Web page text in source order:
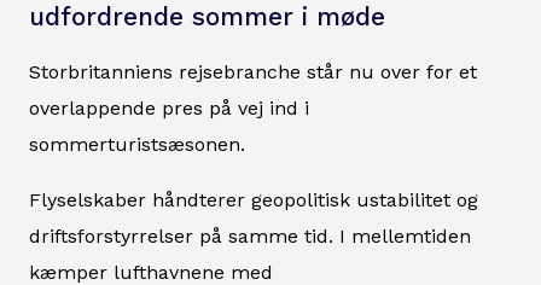
udfordrende sommer i møde
Storbritanniens rejsebranche står nu over for et
overlappende pres på vej ind i
sommerturistsæsonen.
Flyselskaber håndterer geopolitisk ustabilitet og
driftsforstyrrelser på samme tid. I mellemtiden
kæmper lufthavnene med